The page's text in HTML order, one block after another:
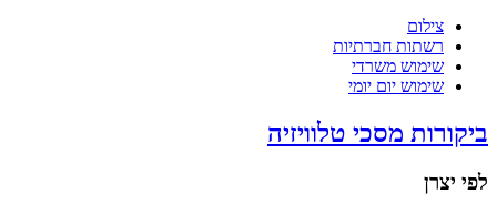
צילום
רשתות חברתיות
שימוש משרדי
שימוש יום יומי
ביקורות מסכי טלוויזיה
לפי יצרן